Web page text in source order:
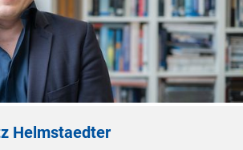
Helmstaedter